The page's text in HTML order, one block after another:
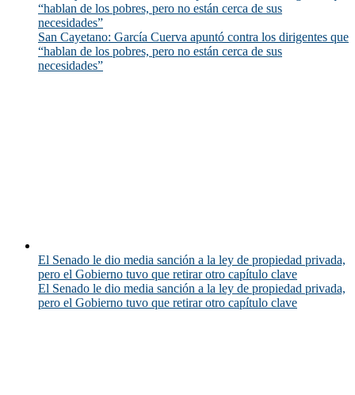
“hablan de los pobres, pero no están cerca de sus
necesidades”
San Cayetano: García Cuerva apuntó contra los dirigentes que
“hablan de los pobres, pero no están cerca de sus
necesidades”
El Senado le dio media sanción a la ley de propiedad privada,
pero el Gobierno tuvo que retirar otro capítulo clave
El Senado le dio media sanción a la ley de propiedad privada,
pero el Gobierno tuvo que retirar otro capítulo clave